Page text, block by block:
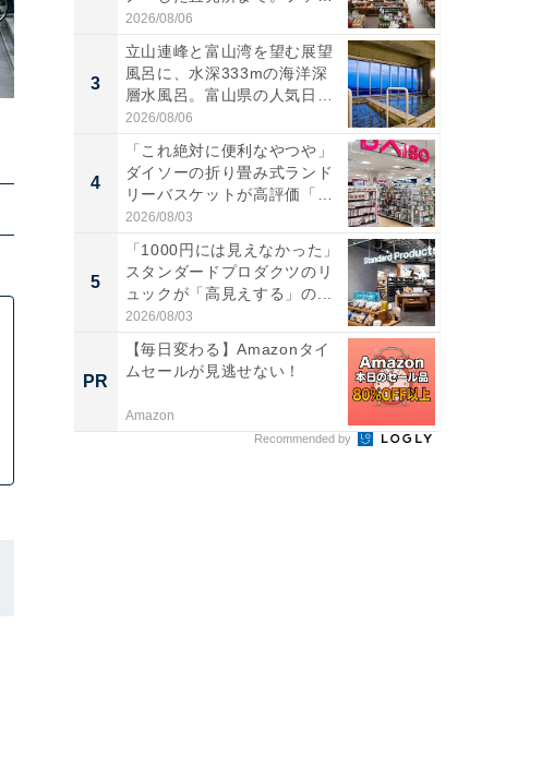
ー...
2026/08/06
3
立山連峰と富山湾を望む展望
風呂に、水深333mの海洋深
層水風呂。富山県の人気日
帰...
2026/08/06
4
「これ絶対に便利なやつや」
ダイソーの折り畳み式ランド
リーバスケットが高評価「使
わ...
2026/08/03
5
「1000円には見えなかった」
スタンダードプロダクツのリ
ュックが「高見えする」の...
2026/08/03
PR
【毎日変わる】Amazonタイ
ムセールが見逃せない！
Amazon
Recommended by